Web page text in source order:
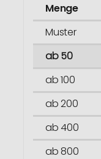
Menge
Muster
ab 50
ab 100
ab 200
ab 400
ab 800